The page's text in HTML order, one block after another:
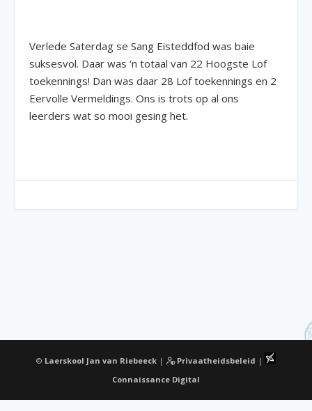
Verlede Saterdag se Sang Eisteddfod was baie
suksesvol. Daar was ‘n totaal van 22 Hoogste Lof
toekennings! Dan was daar 28 Lof toekennings en 2
Eervolle Vermeldings. Ons is trots op al ons
leerders wat so mooi gesing het.
© Laerskool Jan van Riebeeck| Privaatheidsbeleid |
Connaissance Digital